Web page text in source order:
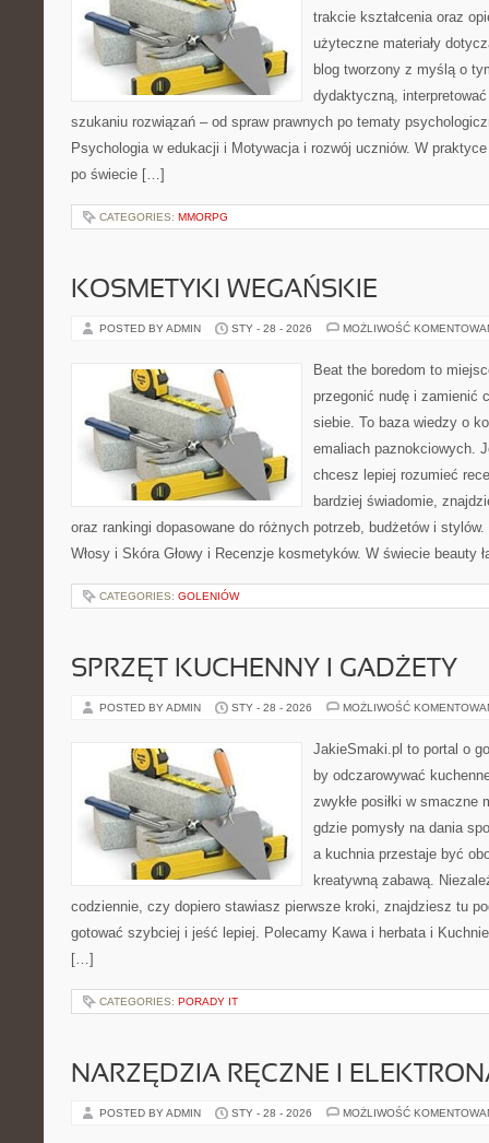
trakcie kształcenia oraz
użyteczne materiały
blog tworzony z myślą o
dydaktyczną,
szukaniu rozwiązań – od spraw prawnych po tematy
Psychologia w edukacji i Motywacja i rozwój uczniów. W
po świecie […]
CATEGORIES: MMORPG
KOSMETYKI WEGAŃSKIE
POSTED BY ADMIN STY - 28 - 2026 MOŻLIWOŚĆ
Beat the boredom to
przegonić nudę i zamienić
siebie. To baza wiedzy o
emaliach paznokciowych.
chcesz lepiej rozumieć
bardziej świadomie,
oraz rankingi dopasowane do różnych potrzeb, budżetów i
Włosy i Skóra Głowy i Recenzje kosmetyków. W świecie beauty
CATEGORIES: GOLENIÓW
SPRZĘT KUCHENNY I GADŻETY
POSTED BY ADMIN STY - 28 - 2026 MOŻLIWOŚĆ
JakieSmaki.pl to portal o
by odczarowywać
zwykłe posiłki w smaczne
gdzie pomysły na dania
a kuchnia przestaje być
kreatywną zabawą.
codziennie, czy dopiero stawiasz pierwsze kroki, znajdziesz tu
gotować szybciej i jeść lepiej. Polecamy Kawa i herbata i
[…]
CATEGORIES: PORADY IT
NARZĘDZIA RĘCZNE I
POSTED BY ADMIN STY - 28 - 2026 MOŻLIWOŚĆ